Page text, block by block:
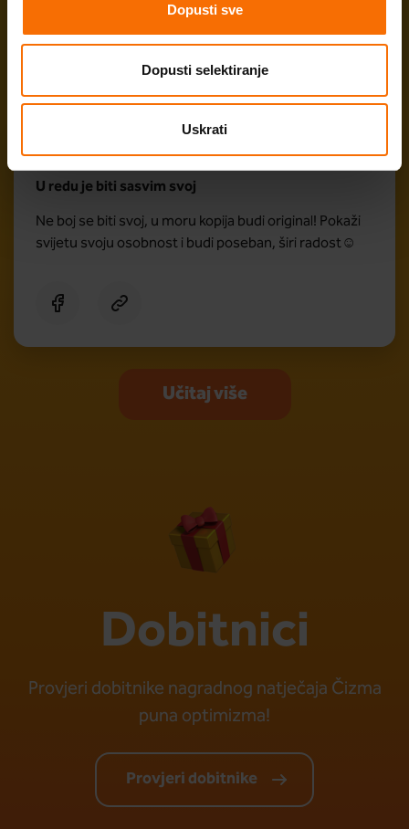
Dopusti sve
Dopusti selektiranje
Uskrati
Vjekoslava
U redu je biti sasvim svoj
Ne boj se biti svoj, u moru kopija budi original! Pokaži
svijetu svoju osobnost i budi poseban, širi radost☺
Učitaj više
Dobitnici
Provjeri dobitnike nagradnog natječaja Čizma
puna optimizma!
Provjeri dobitnike